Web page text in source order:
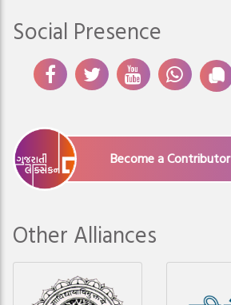
Social Presence
Become a Contributor
Other Alliances